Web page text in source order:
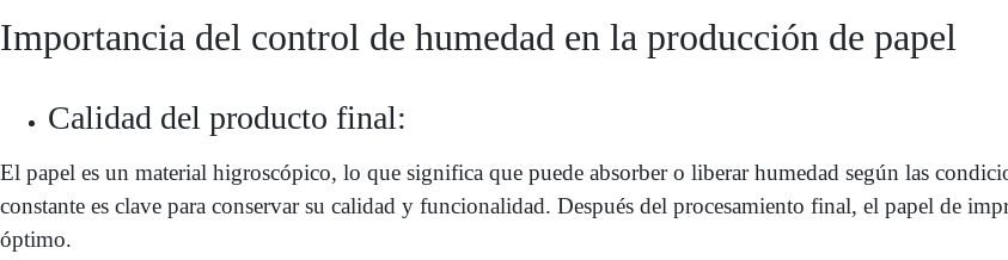
Importancia del control de humedad en la producción de papel
Calidad del producto final:
El papel es un material higroscópico, lo que significa que puede absorber o liberar humedad según las
constante es clave para conservar su calidad y funcionalidad. Después del procesamiento final, el papel de
óptimo.